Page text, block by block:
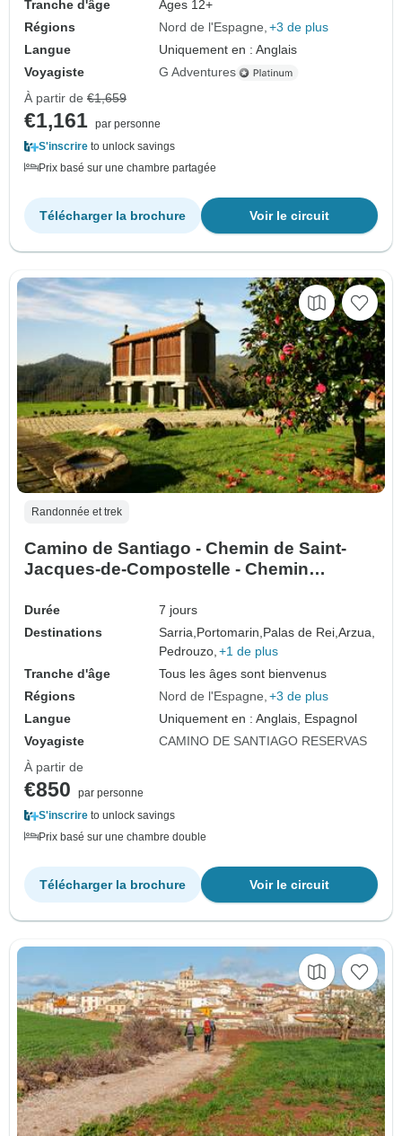
Tranche d'âge
Âges 12+
Régions
Nord de l'Espagne +3 de plus
Langue
Uniquement en : Anglais
Voyagiste
G Adventures
À partir de €1,659
€1,161 par personne
S'inscrire to unlock savings
Prix basé sur une chambre partagée
Voir le circuit
Télécharger la brochure
Randonnée et trek
Camino de Santiago - Chemin de Saint-
Jacques-de-Compostelle - Chemin
Compostelle
Durée
7 jours
Destinations
Sarria, Portomarin, Palas de Rei,Arzua,
Pedrouzo, +1 de plus
Tranche d'âge
Tous les âges sont bienvenus
Régions
Nord de l'Espagne +3 de plus
Langue
Uniquement en : Anglais, Espagnol
Voyagiste
CAMINO DE SANTIAGO RESERVAS
À partir de
€850
par personne
S'inscrire to unlock savings
Prix basé sur une chambre double
Voir le circuit
Télécharger la brochure